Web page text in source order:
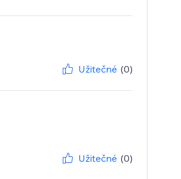
Užitečné (0)
Užitečné (0)